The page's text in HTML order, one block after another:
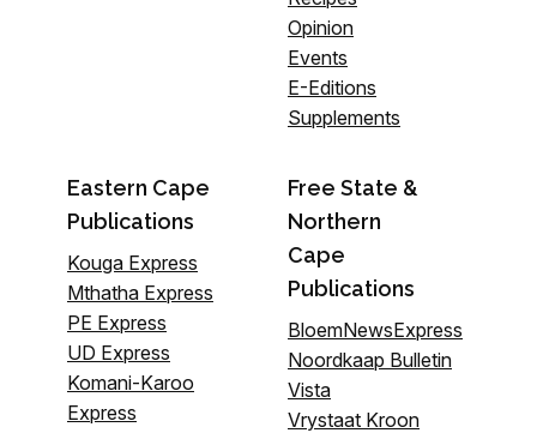
Opinion
Events
E-Editions
Supplements
Eastern Cape
Publications
Kouga Express
Mthatha Express
PE Express
UD Express
Komani-Karoo
Express
Free State &
Northern
Cape
Publications
BloemNewsExpress
Noordkaap Bulletin
Vista
Vrystaat Kroon